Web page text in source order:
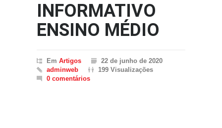
INFORMATIVO
ENSINO MÉDIO
Em Artigos
22 de junho de 2020
adminweb
199 Visualizações
0 comentários